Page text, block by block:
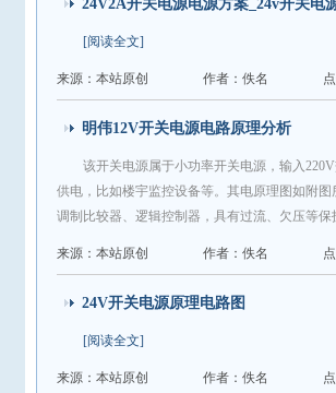
24V2A开关电源电源方案_24v开关电
[阅读全文]
来源：本站原创 作者：佚名
明伟12V开关电源电路原理分析
该开关电源属于小功率开关电源，输入
供电，比如楼宇监控设备等。其电原理图如附
调制比较器、逻辑控制器，具有过流、欠压等
来源：本站原创 作者：佚名
24V开关电源原理电路图
[阅读全文]
来源：本站原创 作者：佚名